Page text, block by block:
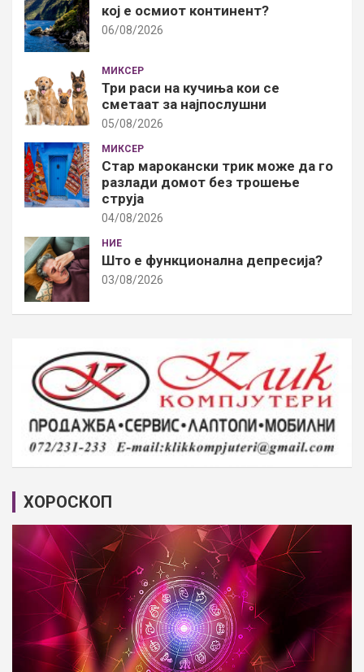
кој е осмиот континент?
06/08/2026
МИКСЕР
Три раси на кучиња кои се
сметаат за најпослушни
05/08/2026
МИКСЕР
Стар марокански трик може да го
разлади домот без трошење
струја
04/08/2026
НИЕ
Што е функционална депресија?
03/08/2026
ХОРОСКОП